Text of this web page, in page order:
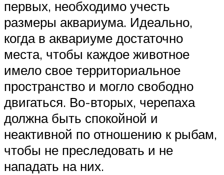
первых, необходимо учесть
размеры аквариума. Идеально,
когда в аквариуме достаточно
места, чтобы каждое животное
имело свое территориальное
пространство и могло свободно
двигаться. Во-вторых, черепаха
должна быть спокойной и
неактивной по отношению к рыбам,
чтобы не преследовать и не
нападать на них.